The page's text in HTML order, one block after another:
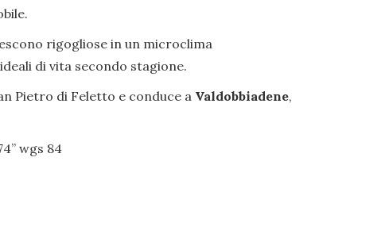
rigogliose in un microclima
di vita secondo stagione.
Pietro di Feletto e conduce a Valdobbiadene,
wgs 84